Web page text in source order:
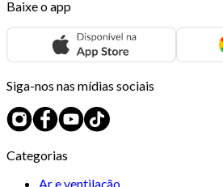
Baixe o app
Siga-nos nas mídias sociais
Categorias
Ar e ventilação